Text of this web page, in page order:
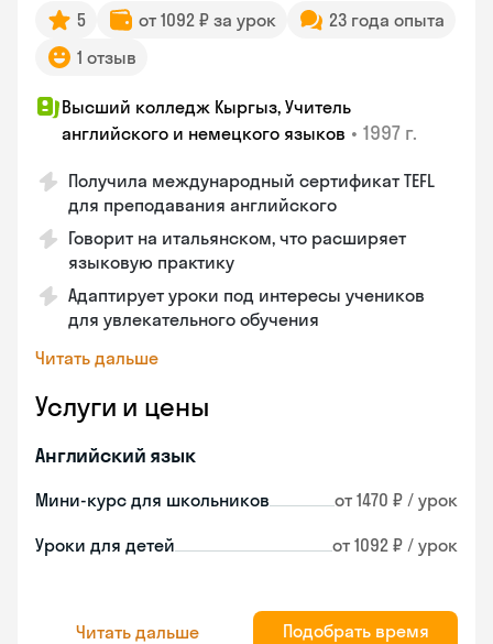
5 от 1092 ₽ за урок
23 года опыта
1 отзыв
Высший колледж Кыргыз, Учитель
английского и немецкого языков • 1997 г.
Получила международный сертификат TEFL
для преподавания английского
Говорит на итальянском, что расширяет
языковую практику
Адаптирует уроки под интересы учеников
для увлекательного обучения
Читать дальше
Услуги и цены
Английский язык
Мини-курс для школьников от 1470 ₽ / урок
Уроки для детей от 1092 ₽ / урок
Читать дальше Подобрать время